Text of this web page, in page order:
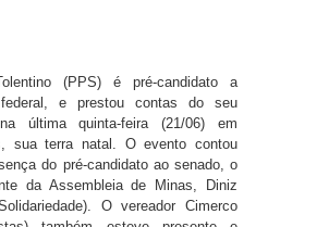
(PPS) é pré-candidato a
federal, e prestou contas do seu
última quinta-feira (21/06) em
sua terra natal. O evento contou
do pré-candidato ao senado, o
da Assembleia de Minas, Diniz
O vereador Cimerco